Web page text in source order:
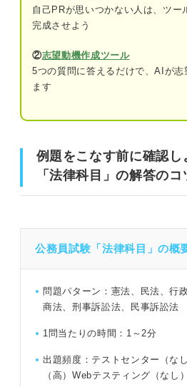
問題15（難易度
問題18（難易度
問題21（難易度
公務員試験の「法律科目
自己PRが思いつかない人は、ツー
完成させよう
②志望動機作成ツール
5つの質問に答えるだけで、AIが志
ます
例題をこなす前に確認
「法律科目」の解答のコ
公務員試験「法律科目」の概
問題パターン：憲法、民法、行
商法、刑事訴訟法、民事訴訟法
1問当たりの時間：1～2分
出題頻度：テストセンター（な
（高）Webテスティング（なし）
公務員試験「法律科目」の概要
②法律分野が出題される場合
解き方の解説付き！